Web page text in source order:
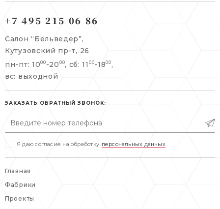
info@belveder-e.ru
пн-пт: 10:00-20:00
сб, вс: выходной
Берсеневский переулок, 3/10с7
+7 495 477 45 43
info@belveder-e.ru
пн-пт: 10:00-19:00
сб: выходной
+7 495 215 06 86
Салон “Бельведер”,
Кутузовский пр-т, 26
пн-пт: 1000 -20 00, сб: 11 00-1800 ,
вс: выходной
ЗАКАЗАТЬ ОБРАТНЫЙ ЗВОНОК:
Я даю согласие на обработку персональных данных
Главная
Фабрики
Проекты